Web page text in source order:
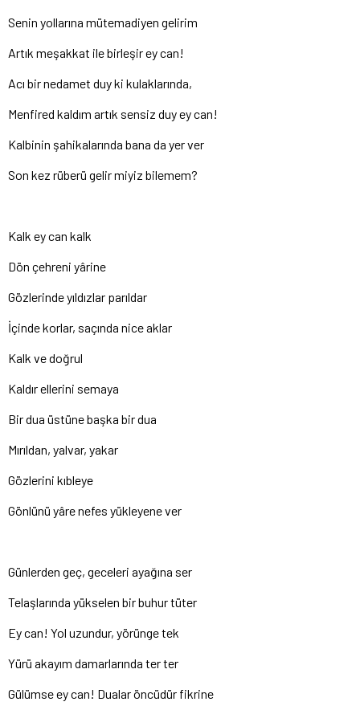
Senin yollarına mütemadiyen gelirim
Artık meşakkat ile birleşir ey can!
Acı bir nedamet duy ki kulaklarında,
Menfired kaldım artık sensiz duy ey can!
Kalbinin şahikalarında bana da yer ver
Son kez rüberü gelir miyiz bilemem?
Kalk ey can kalk
Dön çehreni yârine
Gözlerinde yıldızlar parıldar
İçinde korlar, saçında nice aklar
Kalk ve doğrul
Kaldır ellerini semaya
Bir dua üstüne başka bir dua
Mırıldan, yalvar, yakar
Gözlerini kıbleye
Gönlünü yâre nefes yükleyene ver
Günlerden geç, geceleri ayağına ser
Telaşlarında yükselen bir buhur tüter
Ey can! Yol uzundur, yörünge tek
Yürü akayım damarlarında ter ter
Gülümse ey can! Dualar öncüdür fikrine